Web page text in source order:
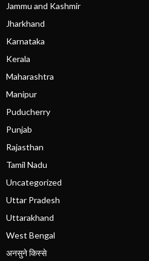
Jammu and Kashmir
Jharkhand
Karnataka
Kerala
Maharashtra
Manipur
Puducherry
Punjab
Rajasthan
Tamil Nadu
Uncategorized
Uttar Pradesh
Uttarakhand
West Bengal
अनसुने किस्से